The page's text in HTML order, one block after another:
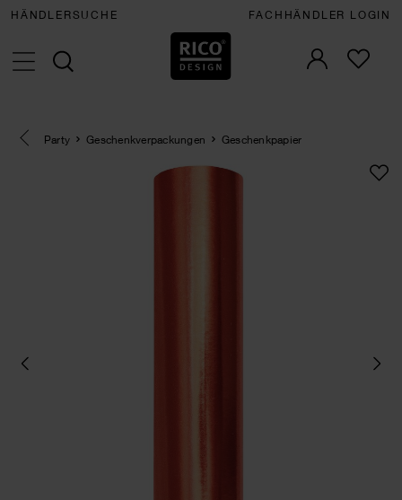
HÄNDLERSUCHE FACHHÄNDLER LOGIN
Eine Kategorie zurück navigieren
Party Geschenkverpackungen Geschenkpapier